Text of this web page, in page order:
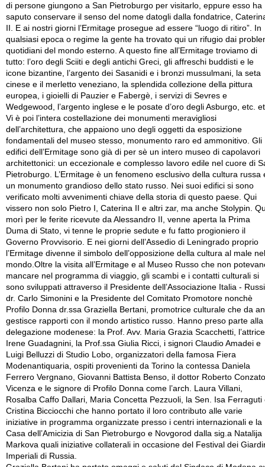
di persone giungono a San Pietroburgo per visitarlo, eppure esso ha
saputo conservare il senso del nome datogli dalla fondatrice,
II. E ai nostri giorni l’Ermitage prosegue ad essere “luogo di ritiro”. In
qualsiasi epoca o regime la gente ha trovato qui un rifugio dai
quotidiani del mondo esterno. A questo fine all’Ermitage troviamo di
tutto: l’oro degli Sciiti e degli antichi Greci, gli affreschi buddisti e le
icone bizantine, l’argento dei Sasanidi e i bronzi mussulmani, la seta
cinese e il merletto veneziano, la splendida collezione della pittura
europea, i gioielli di Pauzier e Fabergè, i servizi di Sevres e
Wedgewood, l’argento inglese e le posate d’oro degli Asburgo, etc.
Vi è poi l’intera costellazione dei monumenti meravigliosi
dell’architettura, che appaiono uno degli oggetti da esposizione
fondamentali del museo stesso, monumento raro ed ammonitivo. Gli
edifici dell’Ermitage sono già di per sè un intero museo di capolavori
architettonici: un eccezionale e complesso lavoro edile nel cuore di
Pietroburgo. L’Ermitage è un fenomeno esclusivo della cultura russa
un monumento grandioso dello stato russo. Nei suoi edifici si sono
verificato molti avvenimenti chiave della storia di questo paese. Qui
vissero non solo Pietro I, Caterina II e altri zar, ma anche Stolypin.
morì per le ferite ricevute da Alessandro II, venne aperta la Prima
Duma di Stato, vi tenne le proprie sedute e fu fatto progioniero il
Governo Provvisorio. E nei giorni dell’Assedio di Leningrado proprio
l’Ermitage divenne il simbolo dell’opposizione della cultura al male nel
mondo.Oltre la visita all’Ermitage e al Museo Russo che non
mancare nel programma di viaggio, gli scambi e i contatti culturali si
sono sviluppati attraverso il Presidente dell’Associazione Italia -
dr. Carlo Simonini e la Presidente del Comitato Promotore nonchè
Profilo Donna dr.ssa Graziella Bertani, promotrice culturale che da
gestisce rapporti con il mondo artistico russo. Hanno preso parte alla
delegazione modenese: la Prof. Avv. Maria Grazia Scacchetti, l’attrice
Irene Guadagnini, la Prof.ssa Giulia Ricci, i signori Claudio Amadei e
Luigi Belluzzi di Studio Lobo, organizzatori della famosa Fiera
Modenantiquaria, ospiti provenienti da Torino la contessa Daniela
Ferrero Vergnano, Giovanni Battista Benso, il dottor Roberto
Vicenza e le signore di Profilo Donna come l’arch. Laura Villani,
Rosalba Caffo Dallari, Maria Concetta Pezzuoli, la Sen. Isa Ferraguti
Cristina Bicciocchi che hanno portato il loro contributo alle varie
iniziative in programma organizzate presso i centri internazionali e la
Casa dell’Amicizia di San Pietroburgo e Novgorod dalla sig.a Natalija
Markova quali iniziative collaterali in occasione del Festival dei
Imperiali di Russia.